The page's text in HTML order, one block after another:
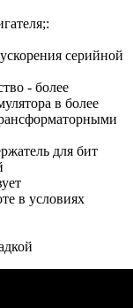
серийной
- более
в более
для бит
в условиях